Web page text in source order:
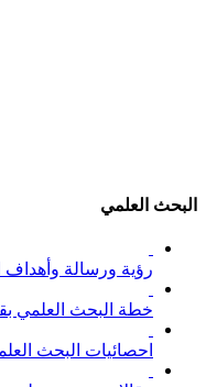
البحث العلمي
رؤية ورسالة وأهداف
خطة البحث العلمي
احصائيات البحث